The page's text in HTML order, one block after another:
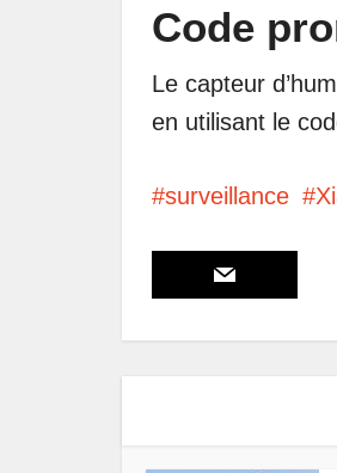
Code
Le capteur
en utilisant le
surveillance